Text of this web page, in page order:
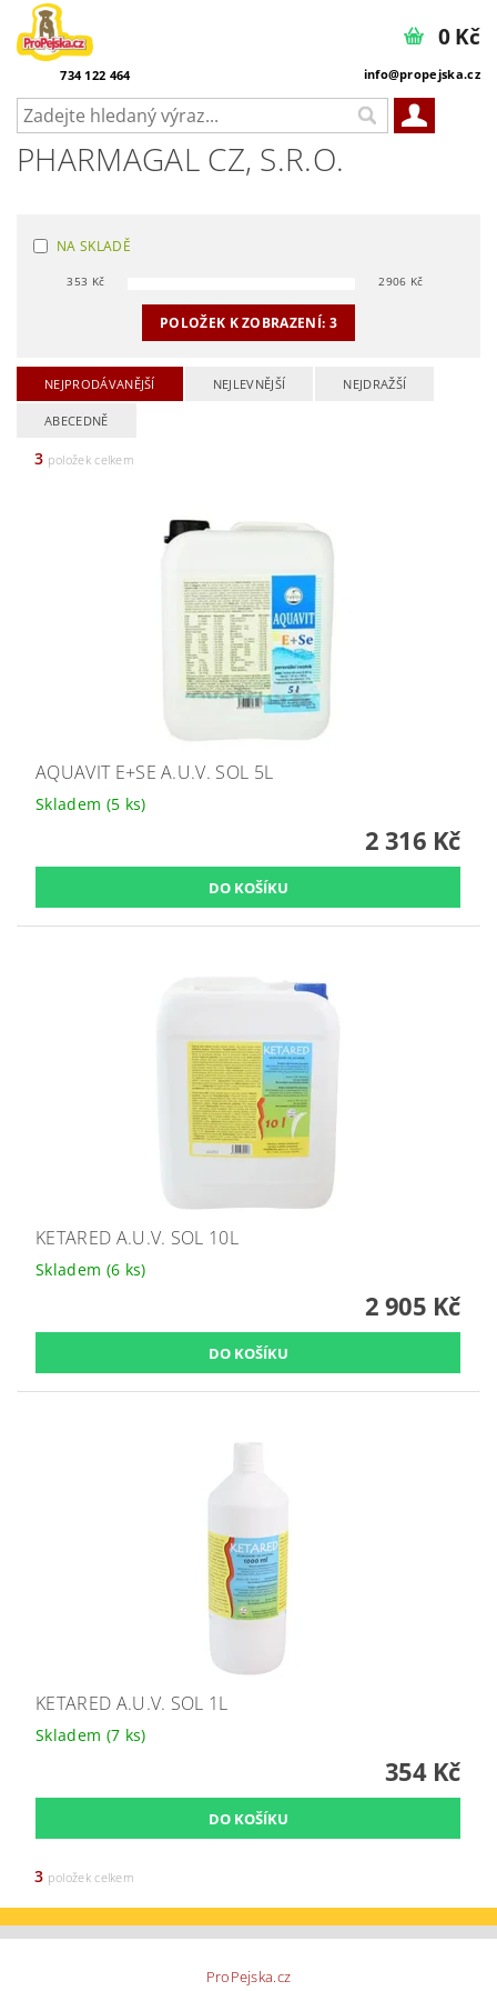
734 122 464 info@propejska.cz
0 Kč
PHARMAGAL CZ, S.R.O.
NA SKLADĚ
353 Kč 2906 Kč
POLOŽEK K ZOBRAZENÍ: 3
NEJPRODÁVANĚJŠÍ NEJLEVNĚJŠÍ NEJDRAŽŠÍ
ABECEDNĚ
3 položek celkem
AQUAVIT E+SE A.U.V. SOL 5L
Skladem (5 ks)
2 316 Kč
KETARED A.U.V. SOL 10L
Skladem (6 ks)
2 905 Kč
KETARED A.U.V. SOL 1L
Skladem (7 ks)
354 Kč
3 položek celkem
ProPejska.cz